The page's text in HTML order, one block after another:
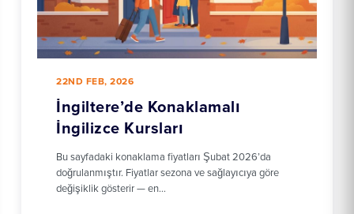
22ND FEB, 2026
İngiltere’de Konaklamalı
İngilizce Kursları
Bu sayfadaki konaklama fiyatları Şubat 2026’da
doğrulanmıştır. Fiyatlar sezona ve sağlayıcıya göre
değişiklik gösterir — en…